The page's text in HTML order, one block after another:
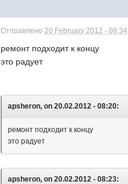
Отправлено20 February 2012 - 08:34
ремонт подходит к концу
это радует
apsheron, on 20.02.2012 - 08:20:
ремонт подходит к концу
это радует
apsheron, on 20.02.2012 - 08:23: